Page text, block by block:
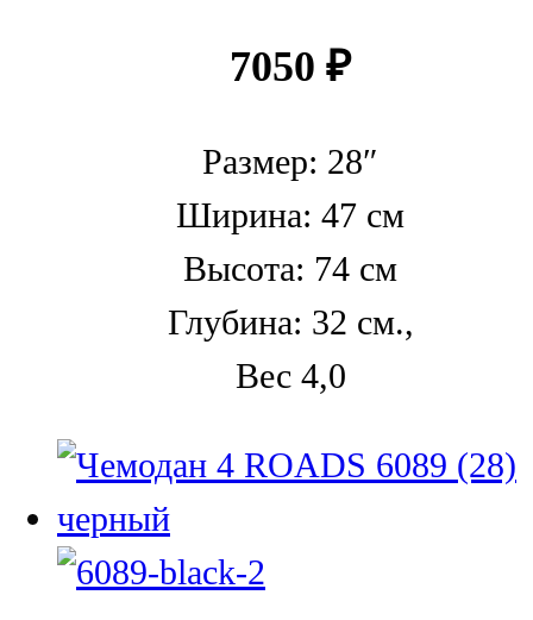
7050 ₽
Размер: 28″
Ширина: 47 см
Высота: 74 см
Глубина: 32 см.,
Вес 4,0